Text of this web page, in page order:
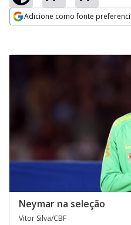
Adicione como fonte
Neymar na seleção
Vitor Silva/CBF